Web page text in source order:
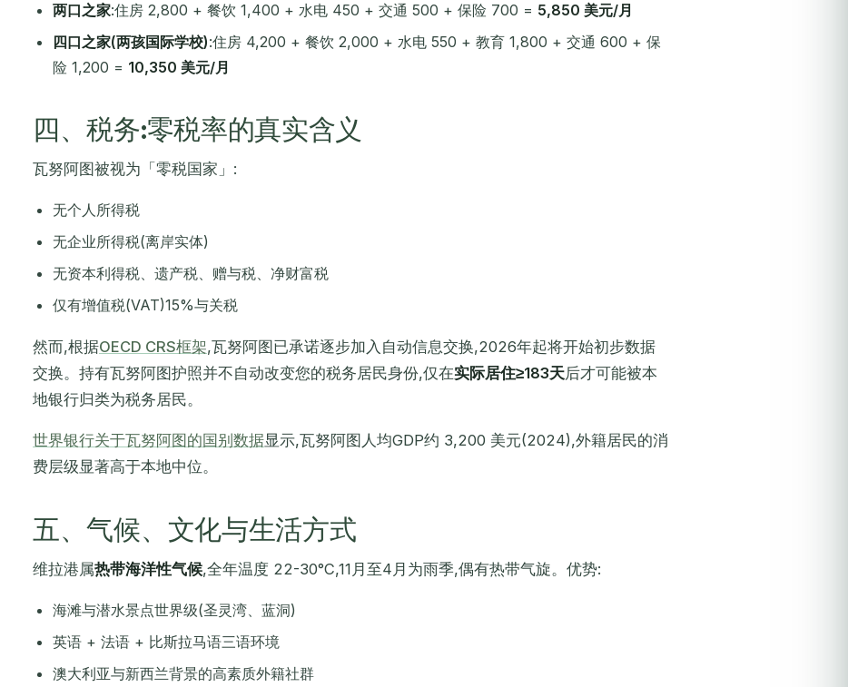
两口之家:住房 2,800 + 餐饮 1,400 + 水电 450 + 交通 500 + 保险 700 = 5,850 美元/月
四口之家(两孩国际学校):住房 4,200 + 餐饮 2,000 + 水电 550 + 教育 1,800 + 交通 600 + 保
险 1,200 = 10,350 美元/月
四、税务:零税率的真实含义
瓦努阿图被视为「零税国家」:
无个人所得税
无企业所得税(离岸实体)
无资本利得税、遗产税、赠与税、净财富税
仅有增值税(VAT)15%与关税
然而,根据OECD CRS框架,瓦努阿图已承诺逐步加入自动信息交换,2026年起将开始初步数据
交换。持有瓦努阿图护照并不自动改变您的税务居民身份,仅在实际居住≥183天后才可能被本
地银行归类为税务居民。
世界银行关于瓦努阿图的国别数据显示,瓦努阿图人均GDP约 3,200 美元(2024),外籍居民的消
费层级显著高于本地中位。
五、气候、文化与生活方式
维拉港属热带海洋性气候,全年温度 22-30°C,11月至4月为雨季,偶有热带气旋。优势:
海滩与潜水景点世界级(圣灵湾、蓝洞)
英语 + 法语 + 比斯拉马语三语环境
澳大利亚与新西兰背景的高素质外籍社群